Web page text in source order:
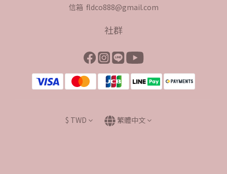
信箱 fldco888@gmail.com
社群
$ TWD 繁體中文